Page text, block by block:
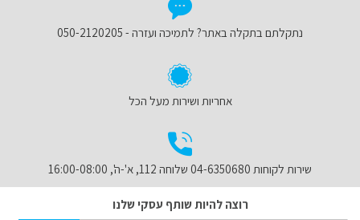
נתקלתם בתקלה באתר? לתמיכה ועזרה - 050-2120205
אחריות ושירות מעל הכל
שירות לקוחות 04-6350680 שלוחה 112, א'-ה', 16:00-08:00
רוצה להיות שותף עסקי שלנו